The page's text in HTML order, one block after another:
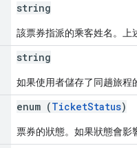
string
該票券指派的乘客姓名。上
string
如果使用者儲存了同趟旅程
enum (TicketStatus)
票券的狀態。如果狀態會影